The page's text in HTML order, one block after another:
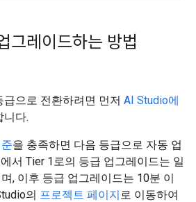
그레이드하는 방법
으로 전환하려면 먼저 AI Studio에
니다.
을 충족하면 다음 등급으로 자동 업
서 Tier 1로의 등급 업그레이드는 일
, 이후 등급 업그레이드는 10분 이
의 프로젝트 페이지로 이동하여